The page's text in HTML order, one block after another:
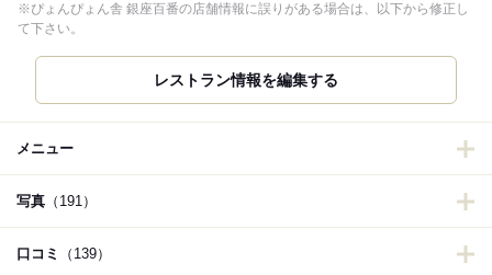
※ぴょんぴょん舎 銀座百番の店舗情報に誤りがある場合は、以下から修正し
て下さい。
レストラン情報を編集する
メニュー
写真 （191）
口コミ （139）